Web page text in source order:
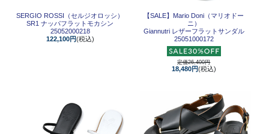
SERGIO ROSSI（セルジオロッシ）
SR1 ナッパフラットモカシン
25052000218
122,100円(税込)
【SALE】 Mario Doni（マリオドー
ニ）
Giannutri レザーフラットサンダル
25051000172
定価26,400円
18,480円(税込)